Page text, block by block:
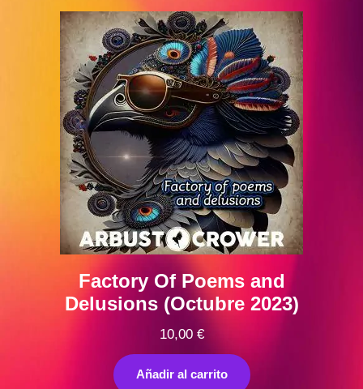
Factory Of Poems and
Delusions (Octubre 2023)
10,00 €
Añadir al carrito